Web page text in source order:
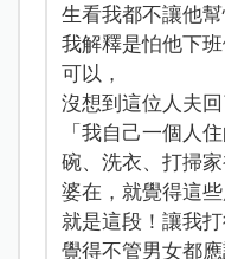
生看我都不讓他
我解釋是怕他下
可以，
沒想到這位人夫回
「我自己一個人
碗、洗衣、打掃
婆在，就覺得這些
就是這段！讓我
覺得不管男女都應